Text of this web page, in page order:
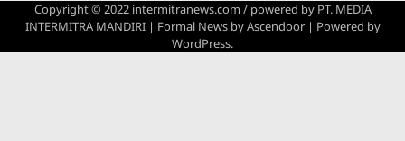
Copyright © 2022 intermitranews.com / powered by PT. MEDIA
INTERMITRA MANDIRI| Formal News byAscendoor| Powered by
WordPress.